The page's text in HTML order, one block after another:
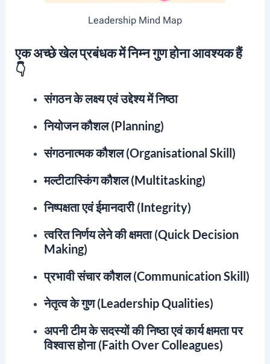
Leadership Mind Map
एक अच्छे खेलप्रबंधकमें निम्न गुण होना आवश्यक हैं
👇
संगठन के लक्ष्य एवं उद्देश्य में निष्ठा
नियोजन कौशल (planning)
संगठनात्मक कौशल (organisational Skill)
मल्टीटास्किंग कौशल (multitasking)
निष्पक्षता एवं ईमानदारी (integrity)
त्वरित निर्णय लेने की क्षमता (quick Decision
Making)
प्रभावी संचार कौशल (communication Skill)
नेतृत्व के गुण (leadership Qualities)
अपनी टीम के सदस्यों की निष्ठा एवं कार्य क्षमता पर
विश्वास होना (faith Over Colleagues)